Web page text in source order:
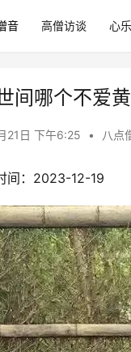
音 高僧访谈 心
间哪个不爱
21日 下午6:25 • 八点
： 2023-12-19